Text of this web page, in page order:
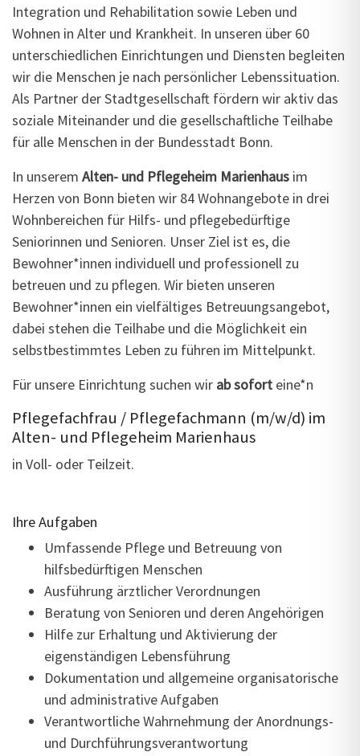
Integration und Rehabilitation sowie Leben und
Wohnen in Alter und Krankheit. In unseren über 60
unterschiedlichen Einrichtungen und Diensten begleiten
wir die Menschen je nach persönlicher Lebenssituation.
Als Partner der Stadtgesellschaft fördern wir aktiv das
soziale Miteinander und die gesellschaftliche Teilhabe
für alle Menschen in der Bundesstadt Bonn.
In unserem Alten- und Pflegeheim Marienhaus im
Herzen von Bonn bieten wir 84 Wohnangebote in drei
Wohnbereichen für Hilfs- und pflegebedürftige
Seniorinnen und Senioren. Unser Ziel ist es, die
Bewohner*innen individuell und professionell zu
betreuen und zu pflegen. Wir bieten unseren
Bewohner*innen ein vielfältiges Betreuungsangebot,
dabei stehen die Teilhabe und die Möglichkeit ein
selbstbestimmtes Leben zu führen im Mittelpunkt.
Für unsere Einrichtung suchen wir ab sofort eine*n
Pflegefachfrau / Pflegefachmann (m/w/d) im
Alten- und Pflegeheim Marienhaus
in Voll- oder Teilzeit.
Ihre Aufgaben
Umfassende Pflege und Betreuung von
hilfsbedürftigen Menschen
Ausführung ärztlicher Verordnungen
Beratung von Senioren und deren Angehörigen
Hilfe zur Erhaltung und Aktivierung der
eigenständigen Lebensführung
Dokumentation und allgemeine organisatorische
und administrative Aufgaben
Verantwortliche Wahrnehmung der Anordnungs-
und Durchführungsverantwortung